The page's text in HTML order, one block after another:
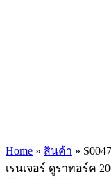
Home » สินค้า »
เรนเจอร์ ดูราทอร์ค